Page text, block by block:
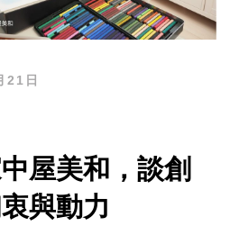
21日
屋美和，談創
與動力